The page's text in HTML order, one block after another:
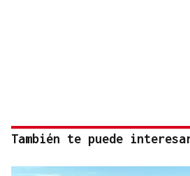
También te puede